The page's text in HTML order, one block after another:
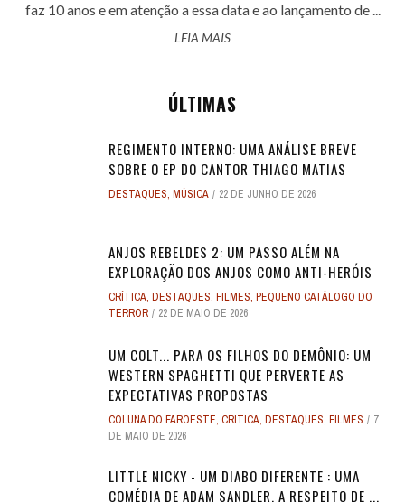
faz 10 anos e em atenção a essa data e ao lançamento de ...
LEIA MAIS
ÚLTIMAS
REGIMENTO INTERNO: UMA ANÁLISE BREVE
SOBRE O EP DO CANTOR THIAGO MATIAS
DESTAQUES, MÚSICA 22 DE JUNHO DE 2026
ANJOS REBELDES 2: UM PASSO ALÉM NA
EXPLORAÇÃO DOS ANJOS COMO ANTI-HERÓIS
CRÍTICA, DESTAQUES, FILMES, PEQUENO CATÁLOGO DO
TERROR
22 DE MAIO DE 2026
UM COLT... PARA OS FILHOS DO DEMÔNIO: UM
WESTERN SPAGHETTI QUE PERVERTE AS
EXPECTATIVAS PROPOSTAS
COLUNA DO FAROESTE, CRÍTICA, DESTAQUES, FILMES
7
DE MAIO DE 2026
LITTLE NICKY - UM DIABO DIFERENTE : UMA
COMÉDIA DE ADAM SANDLER, A RESPEITO DE ...